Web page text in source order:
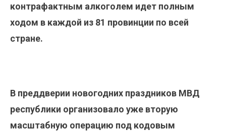
контрафактным алкоголем идет полным
ходом в каждой из 81 провинции по всей
стране.
В преддверии новогодних праздников МВД
республики организовало уже вторую
масштабную операцию под кодовым